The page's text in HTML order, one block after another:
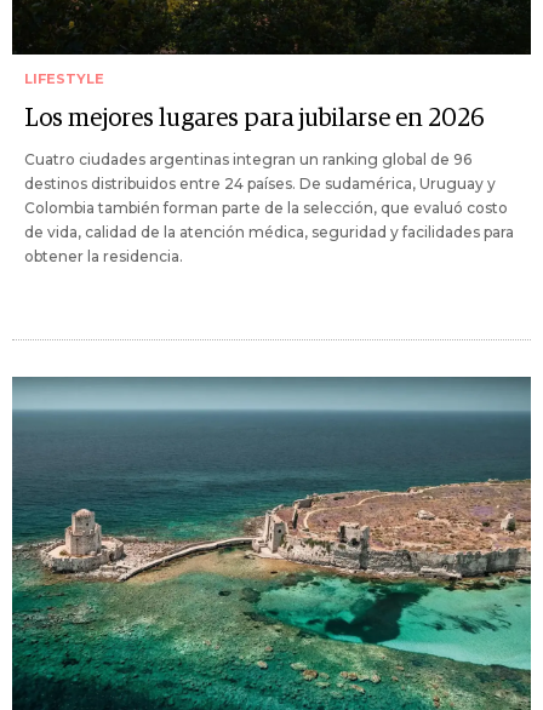
LIFESTYLE
Los mejores lugares para jubilarse en 2026
Cuatro ciudades argentinas integran un ranking global de 96
destinos distribuidos entre 24 países. De sudamérica, Uruguay y
Colombia también forman parte de la selección, que evaluó costo
de vida, calidad de la atención médica, seguridad y facilidades para
obtener la residencia.